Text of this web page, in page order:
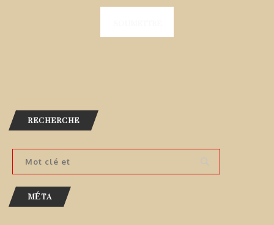
RECHERCHE
MÉTA